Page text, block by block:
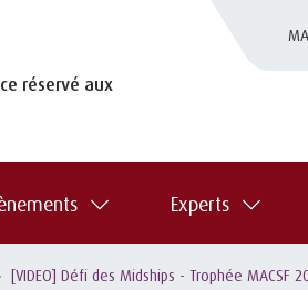
réservé aux
Experts
[VIDEO] Défi des Midships - Trophée MACSF